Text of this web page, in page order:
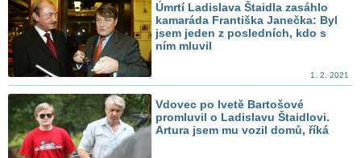
Úmrtí Ladislava Štaidla zasáhlo
kamaráda Františka Janečka: Byl
jsem jeden z posledních, kdo s
ním mluvil
1. 2. 2021
Vdovec po Ivetě Bartošové
promluvil o Ladislavu Štaidlovi.
Artura jsem mu vozil domů, říká